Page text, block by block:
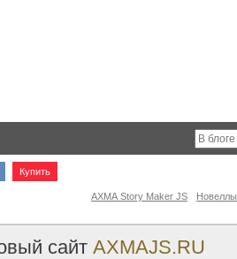
Купить
Новеллы
AXMA Story Maker JS
сайт AXMAJS.RU